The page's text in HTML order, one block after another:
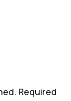
Required